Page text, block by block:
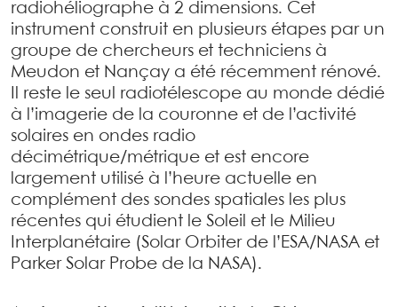
radiohéliographe à 2 dimensions. Cet
instrument construit en plusieurs étapes par un
groupe de chercheurs et techniciens à
Meudon et Nançay a été récemment rénové.
Il reste le seul radiotélescope au monde dédié
à l’imagerie de la couronne et de l’activité
solaires en ondes radio
décimétrique/métrique et est encore
largement utilisé à l’heure actuelle en
complément des sondes spatiales les plus
récentes qui étudient le Soleil et le Milieu
Interplanétaire (Solar Orbiter de l’ESA/NASA et
Parker Solar Probe de la NASA).